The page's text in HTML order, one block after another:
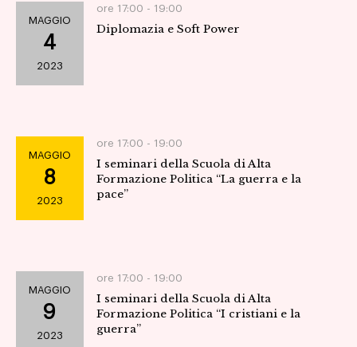
MAGGIO
4
2023
ore 17:00 - 19:00
Diplomazia e Soft Power
MAGGIO
8
2023
ore 17:00 - 19:00
I seminari della Scuola di Alta
Formazione Politica “La guerra e la
pace”
MAGGIO
9
2023
ore 17:00 - 19:00
I seminari della Scuola di Alta
Formazione Politica “I cristiani e la
guerra”